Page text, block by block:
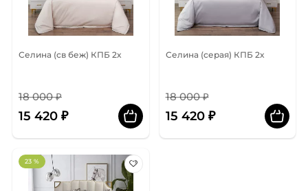
Селина (св беж) КПБ 2х
18 000 ₽
15 420 ₽
Селина (серая) КПБ 2х
18 000 ₽
15 420 ₽
23 %